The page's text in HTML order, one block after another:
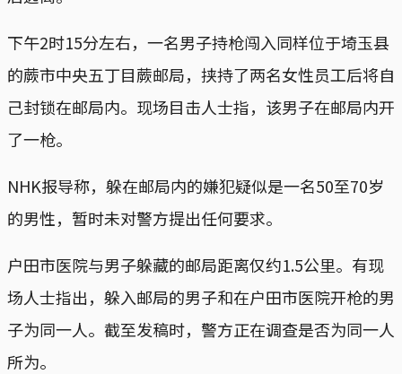
下午2时15分左右，一名男子持枪闯入同样位于埼玉县
的蕨市中央五丁目蕨邮局，挟持了两名女性员工后将自
己封锁在邮局内。现场目击人士指，该男子在邮局内开
了一枪。
NHK报导称，躲在邮局内的嫌犯疑似是一名50至70岁
的男性，暂时未对警方提出任何要求。
户田市医院与男子躲藏的邮局距离仅约1.5公里。有现
场人士指出，躲入邮局的男子和在户田市医院开枪的男
子为同一人。截至发稿时，警方正在调查是否为同一人
所为。